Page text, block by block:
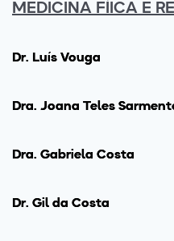
MEDICINA FÍICA E
Dr. Luís Vouga
Drª. Joana Teles
Drª. Gabriela Costa
Dr. Gil da Costa